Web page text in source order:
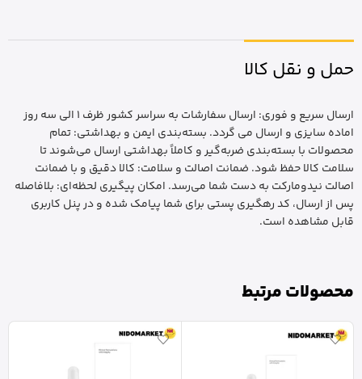
حمل و نقل کالا
ارسال سریع و فوری: ارسال سفارشات به سراسر کشور ظرف 1 الی سه روز
اماده سایزی و ارسال می گردد. بسته‌بندی ایمن و بهداشتی: تمام
محصولات با بسته‌بندی ضربه‌گیر و کاملاً بهداشتی ارسال می‌شوند تا
سلامت کالا حفظ شود. ضمانت اصالت و سلامت: کالا دقیق و با ضمانت
اصالت نیدومارکت به دست شما می‌رسد. امکان پیگیری لحظه‌ای: بلافاصله
پس از ارسال، کد رهگیری پستی برای شما پیامک شده و در پنل کاربری
قابل مشاهده است.
محصولات مرتبط